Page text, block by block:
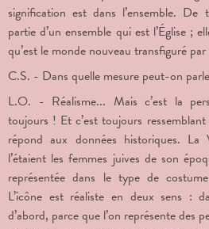
signification est dans l’ensemble.
partie d’un ensemble qui est l’Église ;
qu’est le monde nouveau transfiguré
C.S. - Dans quelle mesure peut-on
L.O. - Réalisme... Mais c’est la
toujours ! Et c’est toujours
répond aux données historiques. La
l’étaient les femmes juives de son
représentée dans le type de
L’icône est réaliste en deux sens :
d’abord, parce que l’on représente des